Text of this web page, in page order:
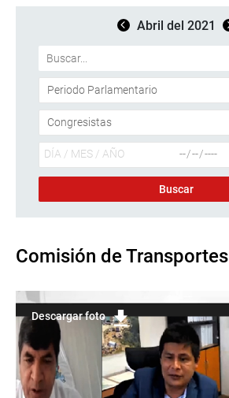
Abril del 2021
Comisión de Transportes
Descargar foto